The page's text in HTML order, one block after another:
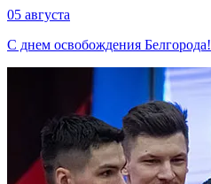
05 августа
С днем освобождения Белгорода!